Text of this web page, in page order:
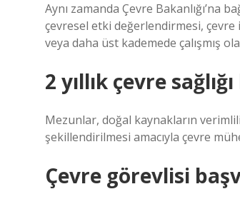
Aynı zamanda Çevre Bakanlığı’na
çevresel etki değerlendirmesi, çevre
veya daha üst kademede çalışmış
2 yıllık çevre
Mezunlar, doğal kaynakların
şekillendirilmesi amacıyla çevre
Çevre görevlisi